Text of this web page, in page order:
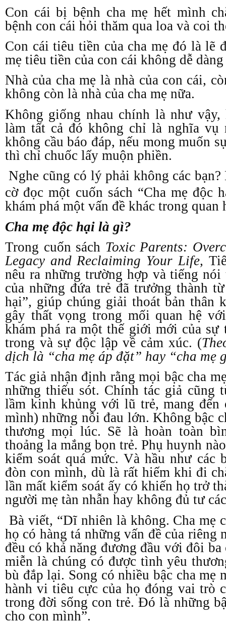
Con cái bị bệnh cha mẹ hết mình
bệnh con cái hỏi thăm qua loa và coi
Con cái tiêu tiền của cha mẹ đó là lẽ
mẹ tiêu tiền của con cái không dễ
Nhà của cha mẹ là nhà của con cái,
không còn là nhà của cha mẹ nữa.
Không giống nhau chính là như
làm tất cả đó không chỉ là nghĩa vụ
không cầu báo đáp, nếu mong muốn
thì chỉ chuốc lấy muộn phiền.
Nghe cũng có lý phải không các
cờ đọc một cuốn sách “Cha mẹ độc
khám phá một vấn đề khác trong quan
Cha mẹ độc hại là gì?
Trong cuốn sách Toxic Parents:
Legacy and Reclaiming Your Life,
nêu ra những trường hợp và tiếng nói
của những đứa trẻ đã trưởng thành
hại”, giúp chúng giải thoát bản thân
gây thất vọng trong mối quan hệ
khám phá ra một thế giới mới của sự
trong và sự độc lập về cảm xúc. (
dịch là “cha mẹ áp đặt” hay “cha mẹ
Tác giả nhận định rằng mọi bậc cha
những thiếu sót. Chính tác giả cũng
lầm kinh khủng với lũ trẻ, mang đến
mình) những nỗi đau lớn. Không bậc
thương mọi lúc. Sẽ là hoàn toàn
thoảng la mắng bọn trẻ. Phụ huynh
kiểm soát quá mức. Và hầu như các
đòn con mình, dù là rất hiếm khi đi
lần mất kiểm soát ấy có khiến họ trở
người mẹ tàn nhẫn hay không đủ tư
Bà viết, “Dĩ nhiên là không. Cha mẹ
họ có hàng tá những vấn đề của riêng
đều có khả năng đương đầu với đôi ba
miễn là chúng có được tình yêu
bù đắp lại. Song có nhiều bậc cha mẹ
hành vi tiêu cực của họ đóng vai trò
trong đời sống con trẻ. Đó là những
cho con mình”.